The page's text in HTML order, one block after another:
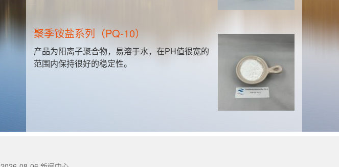
聚季铵盐系列（PQ-10）
产品为阳离子聚合物，易溶于水，在PH值很宽的
范围内保持很好的稳定性。
聚